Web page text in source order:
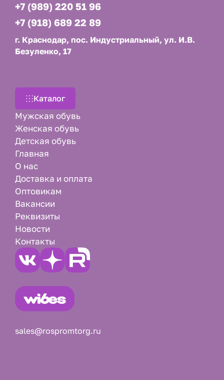
+7 (989) 220 51 96
+7 (918) 689 22 89
г. Краснодар, пос. Индустриальный, ул. И.В.
Безуленко, 17
Каталог
Мужская обувь
Женская обувь
Детская обувь
Главная
О нас
Доставка и оплата
Оптовикам
Вакансии
Реквизиты
Новости
Контакты
sales@rospromtorg.ru